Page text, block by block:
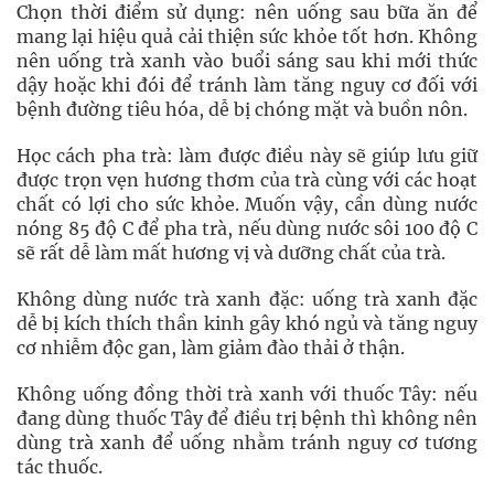
Chọn thời điểm sử dụng: nên uống sau bữa ăn để
mang lại hiệu quả cải thiện sức khỏe tốt hơn. Không
nên uống trà xanh vào buổi sáng sau khi mới thức
dậy hoặc khi đói để tránh làm tăng nguy cơ đối với
bệnh đường tiêu hóa, dễ bị chóng mặt và buồn nôn.
Học cách pha trà: làm được điều này sẽ giúp lưu giữ
được trọn vẹn hương thơm của trà cùng với các hoạt
chất có lợi cho sức khỏe. Muốn vậy, cần dùng nước
nóng 85 độ C để pha trà, nếu dùng nước sôi 100 độ C
sẽ rất dễ làm mất hương vị và dưỡng chất của trà.
Không dùng nước trà xanh đặc: uống trà xanh đặc
dễ bị kích thích thần kinh gây khó ngủ và tăng nguy
cơ nhiễm độc gan, làm giảm đào thải ở thận.
Không uống đồng thời trà xanh với thuốc Tây: nếu
đang dùng thuốc Tây để điều trị bệnh thì không nên
dùng trà xanh để uống nhằm tránh nguy cơ tương
tác thuốc.